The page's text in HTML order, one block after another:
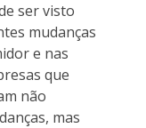
ser visto
mudanças
e nas
que
não
mas